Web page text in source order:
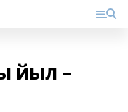
йыл –